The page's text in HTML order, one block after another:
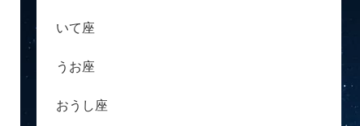
いて座
うお座
おうし座